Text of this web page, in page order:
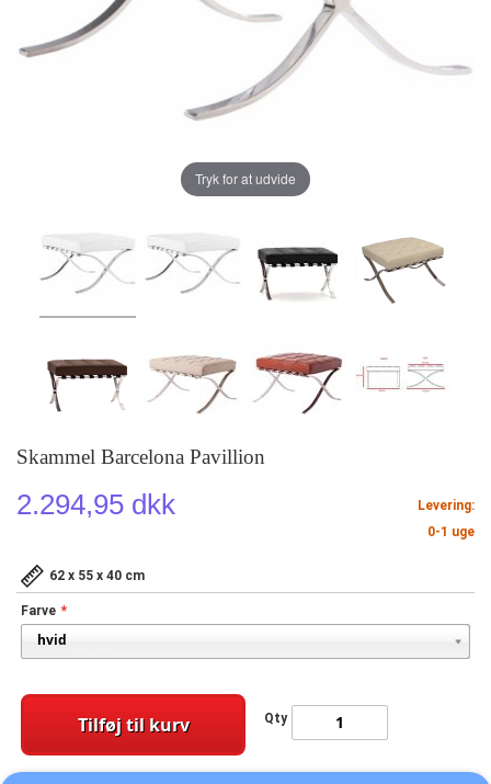
Skammel Barcelona Pavillion
2.294,95 dkk
Levering:
0-1 uge
62 x 55 x 40 cm
Farve
Qty
Tilføj til kurv
Tryk for at udvide